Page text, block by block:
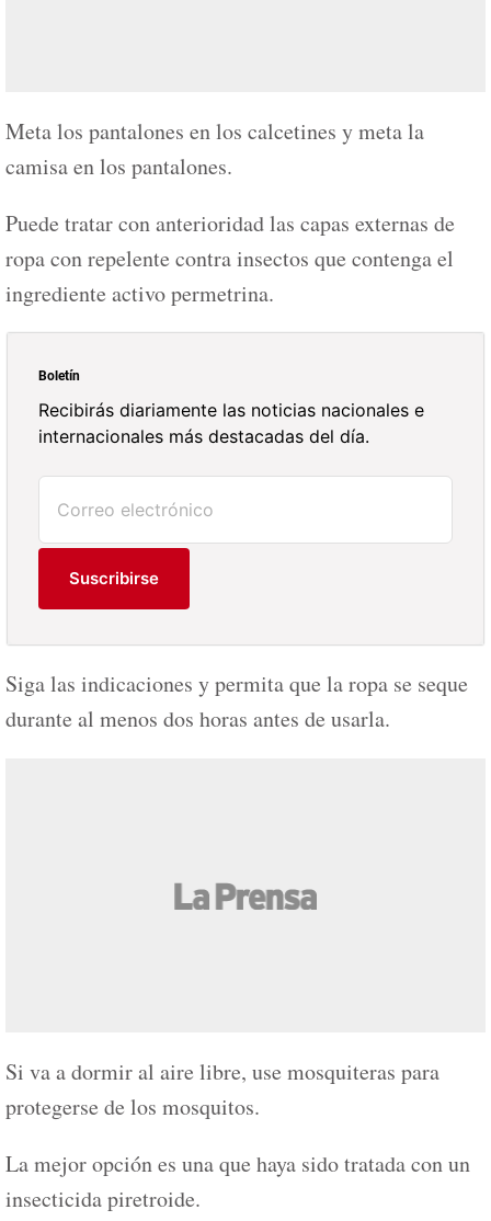
Meta los pantalones en los calcetines y meta la
camisa en los pantalones.
Puede tratar con anterioridad las capas externas de
ropa con repelente contra insectos que contenga el
ingrediente activo permetrina.
Boletín
Recibirás diariamente las noticias nacionales e
internacionales más destacadas del día.
Suscribirse
Siga las indicaciones y permita que la ropa se seque
durante al menos dos horas antes de usarla.
Si va a dormir al aire libre, use mosquiteras para
protegerse de los mosquitos.
La mejor opción es una que haya sido tratada con un
insecticida piretroide.